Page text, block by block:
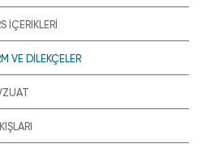
İÇERİKLERİ
VE DİLEKÇELER